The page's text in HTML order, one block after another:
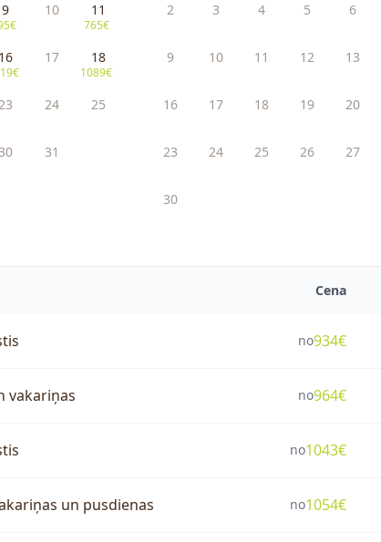
9 10 11
765€
16 17 18
1089€
24 25
31
2 3 4 5 6
9 10 11 12 13
16 17 18 19 20
23 24 25 26 27
30
Cena
no934€
vakariņas no964€
no1043€
un pusdienas no1054€